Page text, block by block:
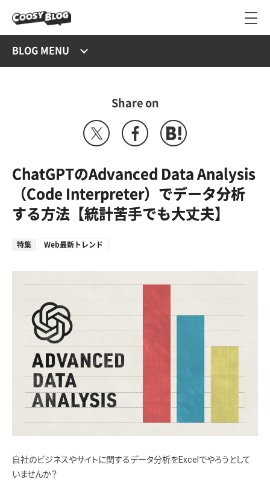
BLOG MENU
Share on
ChatGPTのAdvanced Data Analysis
（Code Interpreter）でデータ分析
する方法【統計苦手でも大丈夫】
特集 Web最新トレンド
自社のビジネスやサイトに関するデータ分析をExcelでやろうとして
いませんか？